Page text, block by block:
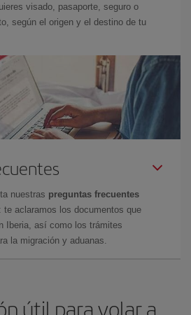
visado, pasaporte, seguro o
según el origen y el destino de tu
nuestras preguntas frecuentes
: te aclaramos los documentos que
Iberia, así como los trámites
la migración y aduanas.
útil para volar a